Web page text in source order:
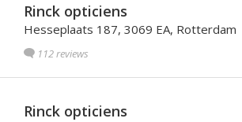
Rinck opticiens
Hesseplaats 187, 3069 EA, Rotterdam
112 reviews
Rinck opticiens